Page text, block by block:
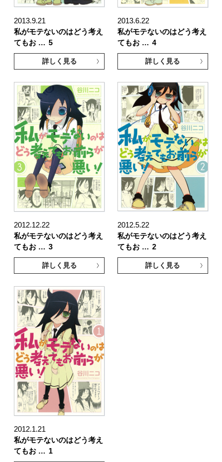
2013.9.21
私がモテないのはどう考え
てもお … 5
詳しく見る
2013.6.22
私がモテないのはどう考え
てもお … 4
詳しく見る
2012.12.22
私がモテないのはどう考え
てもお … 3
詳しく見る
2012.5.22
私がモテないのはどう考え
てもお … 2
詳しく見る
2012.1.21
私がモテないのはどう考え
てもお … 1